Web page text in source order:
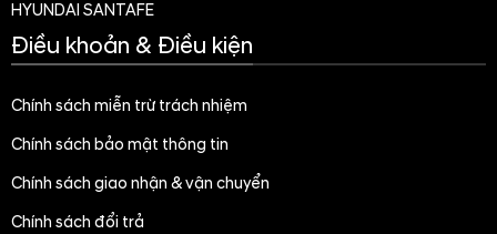
HYUNDAI SANTAFE
Điều khoản & Điều kiện
Chính sách miễn trừ trách nhiệm
Chính sách bảo mật thông tin
Chính sách giao nhận & vận chuyển
Chính sách đổi trả